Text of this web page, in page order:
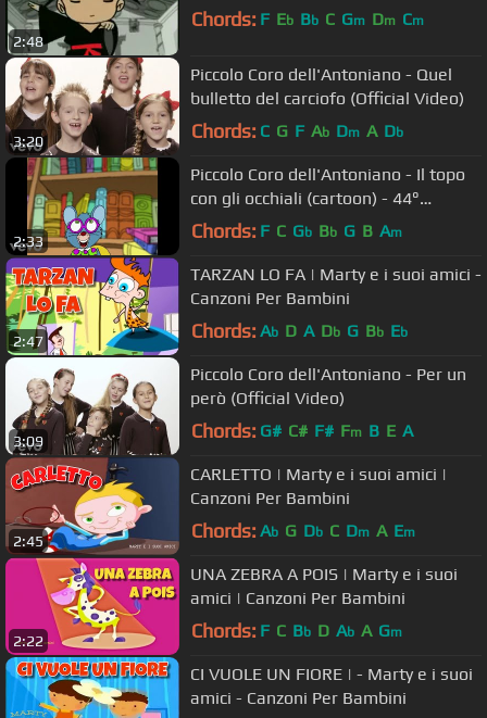
2:48
Chords: F Eb Bb C Gm Dm Cm
3:20
Piccolo Coro dell'Antoniano - Quel
bulletto del carciofo (Official Video)
Chords: C G F Ab Dm A Db
2:33
Piccolo Coro dell'Antoniano - Il topo
con gli occhiali (cartoon) - 44°
Zecchino d'Oro
Chords: F C Gb Bb G B Am
2:47
TARZAN LO FA | Marty e i suoi amici -
Canzoni Per Bambini
Chords: Ab D A Db G Bb Eb
3:09
Piccolo Coro dell'Antoniano - Per un
però (Official Video)
Chords: G# C# F# Fm B E A
2:45
CARLETTO | Marty e i suoi amici |
Canzoni Per Bambini
Chords: Ab G Db C Dm A Em
2:22
UNA ZEBRA A POIS | Marty e i suoi
amici | Canzoni Per Bambini
Chords: F C Bb D Ab A Gm
CI VUOLE UN FIORE | - Marty e i suoi
amici - Canzoni Per Bambini